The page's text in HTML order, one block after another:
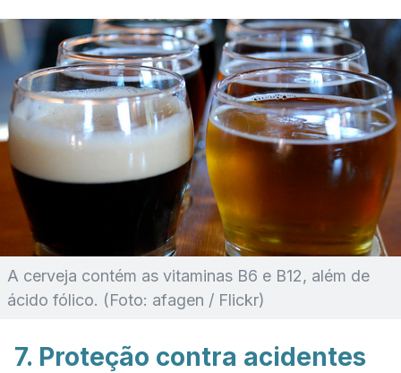
A cerveja contém as vitaminas B6 e B12, além de
ácido fólico. (Foto: afagen / Flickr)
7. Proteção contra acidentes